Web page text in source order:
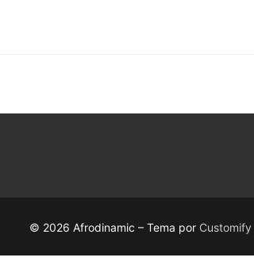
© 2026 Afrodinamic – Tema por Customify